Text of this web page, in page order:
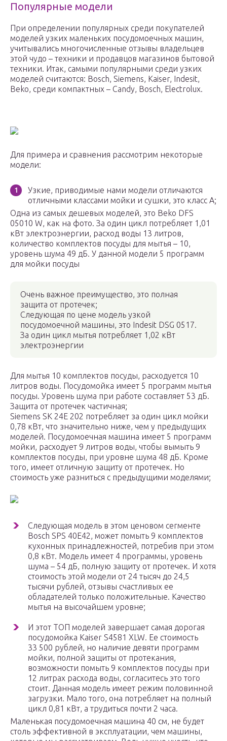
Популярные модели
При определении популярных среди покупателей
моделей узких маленьких посудомоечных машин,
учитывались многочисленные отзывы владельцев
этой чудо – техники и продавцов магазинов бытовой
техники. Итак, самыми популярными среди узких
моделей считаются: Bosch, Siemens, Kaiser, Indesit,
Beko, среди компактных – Candy, Bosch, Electrolux.
Для примера и сравнения рассмотрим некоторые
модели:
Узкие, приводимые нами модели отличаются
отличными классами мойки и сушки, это класс А;
Одна из самых дешевых моделей, это Beko DFS
05010 W, как на фото. За один цикл потребляет 1,01
кВт электроэнергии, расход воды 13 литров,
количество комплектов посуды для мытья – 10,
уровень шума 49 дБ. У данной модели 5 программ
для мойки посуды
Очень важное преимущество, это полная
защита от протечек;
Следующая по цене модель узкой
посудомоечной машины, это Indesit DSG 0517.
За один цикл мытья потребляет 1,02 кВт
электроэнергии
Для мытья 10 комплектов посуды, расходуется 10
литров воды. Посудомойка имеет 5 программ мытья
посуды. Уровень шума при работе составляет 53 дБ.
Защита от протечек частичная;
Siemens SK 24E 202 потребляет за один цикл мойки
0,78 кВт, что значительно ниже, чем у предыдущих
моделей. Посудомоечная машина имеет 5 программ
мойки, расходует 9 литров воды, чтобы вымыть 9
комплектов посуды, при уровне шума 48 дБ. Кроме
того, имеет отличную защиту от протечек. Но
стоимость уже разниться с предыдущими моделями;
Следующая модель в этом ценовом сегменте
Bosch SPS 40E42, может помыть 9 комплектов
кухонных принадлежностей, потребив при этом
0,8 кВт. Модель имеет 4 программы, уровень
шума – 54 дБ, полную защиту от протечек. И хотя
стоимость этой модели от 24 тысяч до 24,5
тысячи рублей, отзывы счастливых ее
обладателей только положительные. Качество
мытья на высочайшем уровне;
И этот ТОП моделей завершает самая дорогая
посудомойка Kaiser S4581 XLW. Ее стоимость
33 500 рублей, но наличие девяти программ
мойки, полной защиты от протекания,
возможности помыть 9 комплектов посуды при
12 литрах расхода воды, согласитесь это того
стоит. Данная модель имеет режим половинной
загрузки. Мало того, она потребляет на полный
цикл 0,81 кВт, а трудиться почти 2 часа.
Маленькая посудомоечная машина 40 см, не будет
столь эффективной в эксплуатации, чем машины,